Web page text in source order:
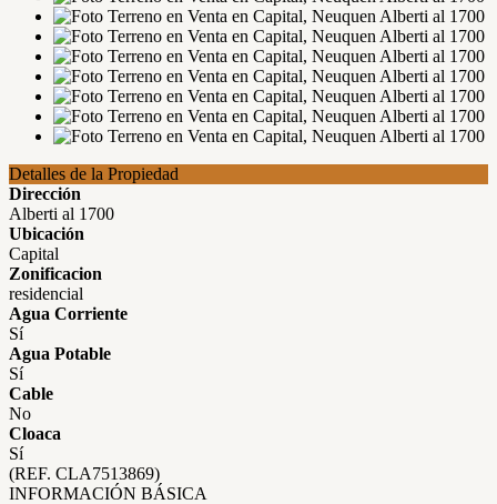
Detalles de la Propiedad
Dirección
Alberti al 1700
Ubicación
Capital
Zonificacion
residencial
Agua Corriente
Sí
Agua Potable
Sí
Cable
No
Cloaca
Sí
(REF. CLA7513869)
INFORMACIÓN BÁSICA